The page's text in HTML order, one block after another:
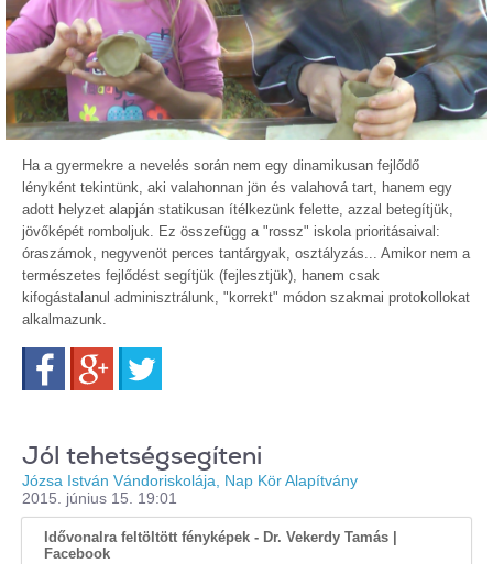
Ha a gyermekre a nevelés során nem egy dinamikusan fejlődő
lényként tekintünk, aki valahonnan jön és valahová tart, hanem egy
adott helyzet alapján statikusan ítélkezünk felette, azzal betegítjük,
jövőképét romboljuk. Ez összefügg a "rossz" iskola prioritásaival:
óraszámok, negyvenöt perces tantárgyak, osztályzás... Amikor nem a
természetes fejlődést segítjük (fejlesztjük), hanem csak
kifogástalanul adminisztrálunk, "korrekt" módon szakmai protokollokat
alkalmazunk.
FacebookGoogle+
Jól tehetségsegíteni
Józsa István Vándoriskolája, Nap Kör Alapítvány
2015. június 15. 19:01
Idővonalra feltöltött fényképek - Dr. Vekerdy Tamás |
Facebook